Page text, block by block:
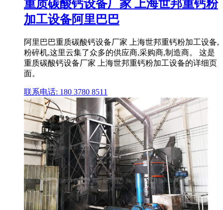
重质碳酸钙设备厂家 上海世邦重钙粉
加工设备阿里巴巴
阿里巴巴重质碳酸钙设备厂家 上海世邦重钙粉加工设备,
粉碎机,这里云集了众多的供应商,采购商,制造商。 这是
重质碳酸钙设备厂家 上海世邦重钙粉加工设备的详细页
面。
联系电话: 180 3780 8511